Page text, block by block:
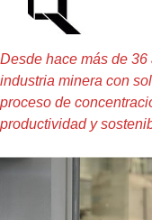
Desde hace más de
industria minera con
proceso de
productividad y